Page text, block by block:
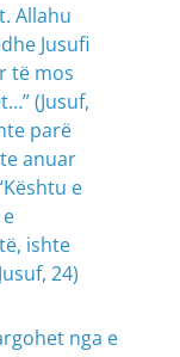
Allahu
Jusufi
të mos
(Jusuf,
parë
anuar
e
ishte
24)
nga e